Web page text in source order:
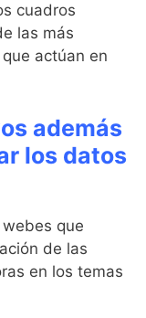
cuadros
las más
actúan en
además
los datos
que
de las
en los temas